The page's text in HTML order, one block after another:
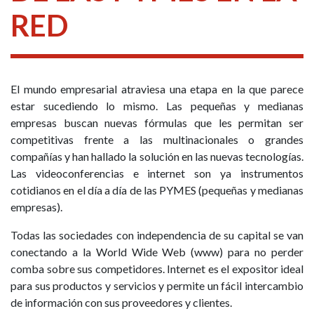
RED
El mundo empresarial atraviesa una etapa en la que parece
estar sucediendo lo mismo. Las pequeñas y medianas
empresas buscan nuevas fórmulas que les permitan ser
competitivas frente a las multinacionales o grandes
compañías y han hallado la solución en las nuevas tecnologías.
Las videoconferencias e internet son ya instrumentos
cotidianos en el día a día de las PYMES (pequeñas y medianas
empresas).
Todas las sociedades con independencia de su capital se van
conectando a la World Wide Web (www) para no perder
comba sobre sus competidores. Internet es el expositor ideal
para sus productos y servicios y permite un fácil intercambio
de información con sus proveedores y clientes.